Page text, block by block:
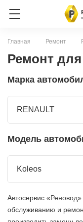
Главная Ремонт
Ремонт
Марка
RENAULT
Модель
Koleos
Автосервис
обслуживанию и
RENAULT